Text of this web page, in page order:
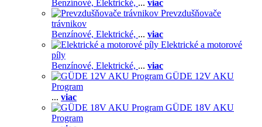
Benzínové, Elektrické, ... viac
Prevzdušňovače
trávnikov
Benzínové, Elektrické, ... viac
Elektrické a motorové
píly
Benzínové, Elektrické, ... viac
GÜDE 12V AKU
Program
... viac
GÜDE 18V AKU
Program